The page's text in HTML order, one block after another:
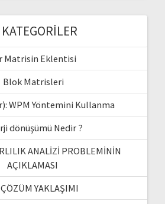
KATEGORILER
Matrisin Eklentisi
Blok Matrisleri
WPM Yöntemini Kullanma
dönüşümü Nedir ?
ANALİZİ PROBLEMİNİN
AÇIKLAMASI
YAKLAŞIMI